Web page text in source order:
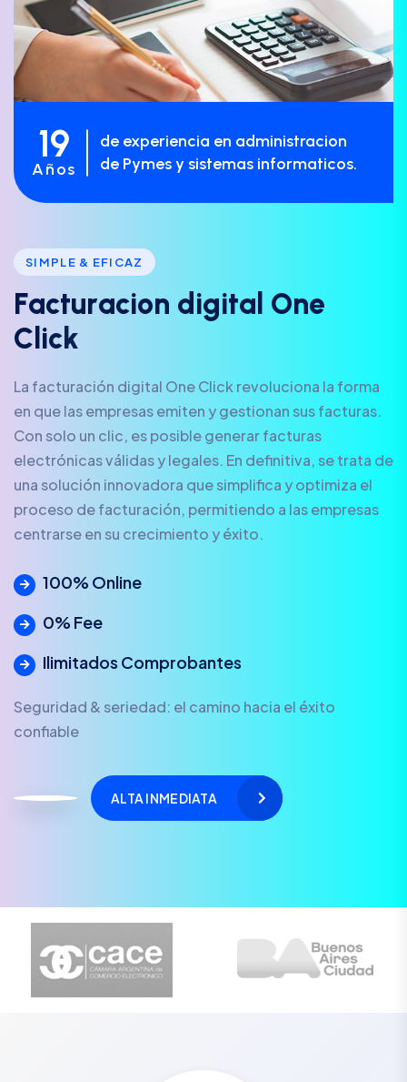
19
Años
de experiencia en administracion
de Pymes y sistemas informaticos.
SIMPLE & EFICAZ
Facturacion d igita One
C ick
La facturación digital One Click revoluciona la forma
en que las empresas emiten y gestionan sus facturas.
Con solo un clic, es posible generar facturas
electrónicas válidas y legales. En definitiva, se trata de
una solución innovadora que simplifica y optimiza el
proceso de facturación, permitiendo a las empresas
centrarse en su crecimiento y éxito.
100% Online
0% Fee
Ilimitados Comprobantes
Seguridad & seriedad: el camino hacia el éxito
confiable
ALTA INMEDIATA